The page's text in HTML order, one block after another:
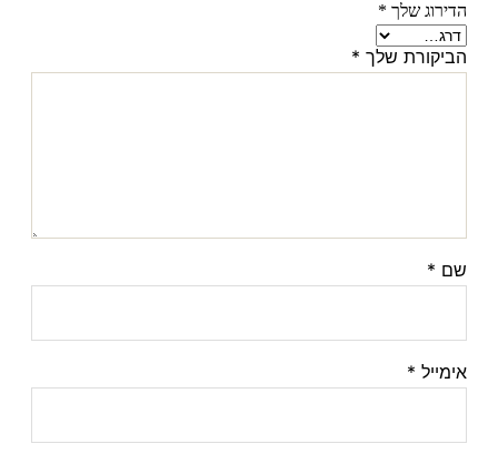
הדירוג שלך *
הביקורת שלך *
שם *
אימייל *